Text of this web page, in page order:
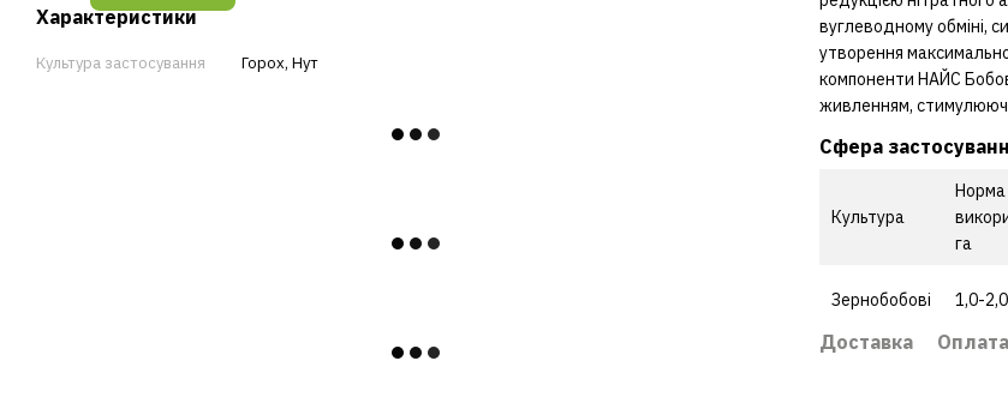
Характеристики
Культура застосування Горох, Нут
вуглеводному обміні,
утворення
компоненти НАЙС
живленням,
Cфера
Культура
Норма
га
Зернобобові 1,0-2,0
Доставка Оплата